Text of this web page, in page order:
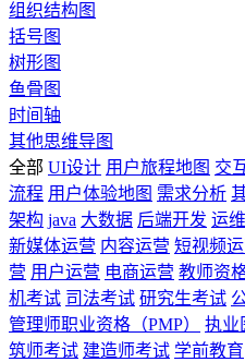
组织结构图
括号图
树形图
鱼骨图
时间轴
其他思维导图
全部 UI设计 用户旅程地图 交
流程 用户体验地图 需求分析
架构 java 大数据 后端开发 运维
新媒体运营 内容运营 短视频
营 用户运营 电商运营 教师资
机考试 司法考试 研究生考试
管理师职业资格（PMP）
执业
筑师考试 建造师考试 学前教育